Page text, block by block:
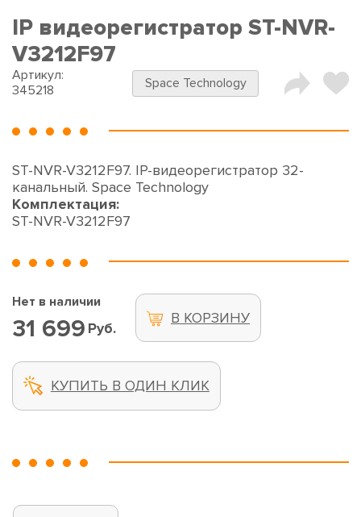
IP видеорегистратор ST-NVR-
V3212F97
Артикул:
345218
Space Technology
ST-NVR-V3212F97. IP-видеорегистратор 32-
канальный. Space Technology
Комплектация:
ST-NVR-V3212F97
Нет в наличии
31 699 Руб.
В КОРЗИНУ
КУПИТЬ В ОДИН КЛИК